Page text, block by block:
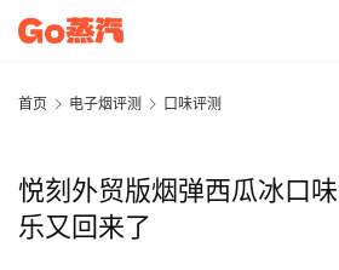
首页 电子烟评测 口味评测
悦刻外贸版烟弹西瓜冰口
乐又回来了